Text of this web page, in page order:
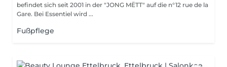
befindet sich seit 2001 in der "JONG MËTT" auf die n°12 rue de la
Gare. Bei Essentiel wird ...
Fußpflege